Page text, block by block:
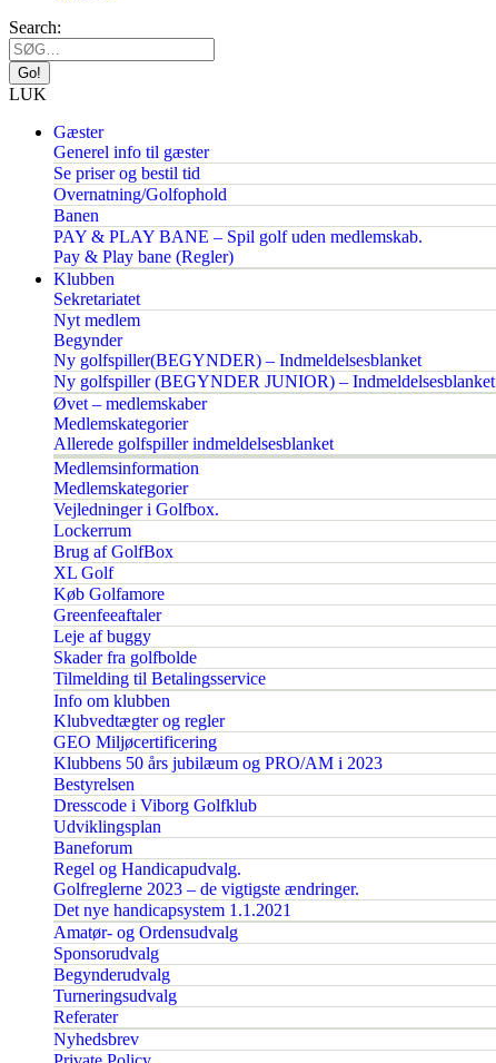
Search:
LUK
Gæster
Generel info til gæster
Se priser og bestil tid
Overnatning/Golfophold
Banen
PAY & PLAY BANE – Spil golf uden medlemskab.
Pay & Play bane (Regler)
Klubben
Sekretariatet
Nyt medlem
Begynder
Ny golfspiller(BEGYNDER) – Indmeldelsesblanket
Ny golfspiller (BEGYNDER JUNIOR) – Indmeldelsesblanket
Øvet – medlemskaber
Medlemskategorier
Allerede golfspiller indmeldelsesblanket
Medlemsinformation
Medlemskategorier
Vejledninger i Golfbox.
Lockerrum
Brug af GolfBox
XL Golf
Køb Golfamore
Greenfeeaftaler
Leje af buggy
Skader fra golfbolde
Tilmelding til Betalingsservice
Info om klubben
Klubvedtægter og regler
GEO Miljøcertificering
Klubbens 50 års jubilæum og PRO/AM i 2023
Bestyrelsen
Dresscode i Viborg Golfklub
Udviklingsplan
Baneforum
Regel og Handicapudvalg.
Golfreglerne 2023 – de vigtigste ændringer.
Det nye handicapsystem 1.1.2021
Amatør- og Ordensudvalg
Sponsorudvalg
Begynderudvalg
Turneringsudvalg
Referater
Nyhedsbrev